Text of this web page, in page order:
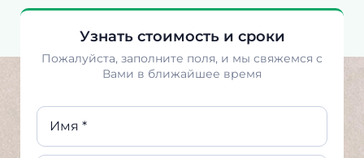
Узнать стоимость и сроки
Пожалуйста, заполните поля, и мы свяжемся с
Вами в ближайшее время
Имя *